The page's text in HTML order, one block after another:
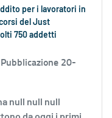
per i lavoratori in
del Just
750 addetti
20-
null null null